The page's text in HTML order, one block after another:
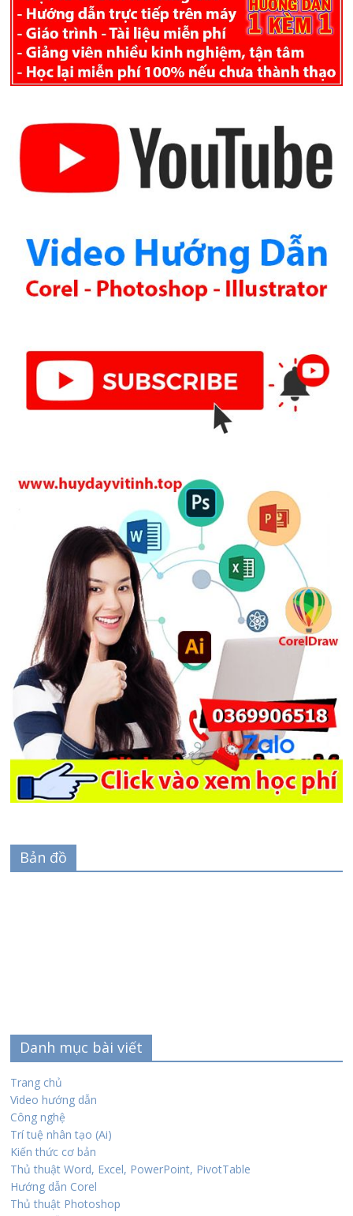
Bản đồ
Danh mục bài viết
Trang chủ
Video hướng dẫn
Công nghệ
Trí tuệ nhân tạo (Ai)
Kiến thức cơ bản
Thủ thuật Word, Excel, PowerPoint, PivotTable
Hướng dẫn Corel
Thủ thuật Photoshop